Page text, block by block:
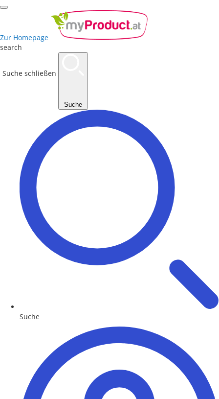
Zur Homepage
search
Suche schließen
Suche
Suche